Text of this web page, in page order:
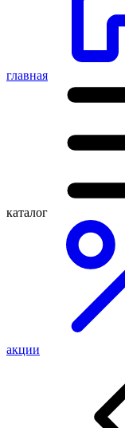
главная
каталог
акции